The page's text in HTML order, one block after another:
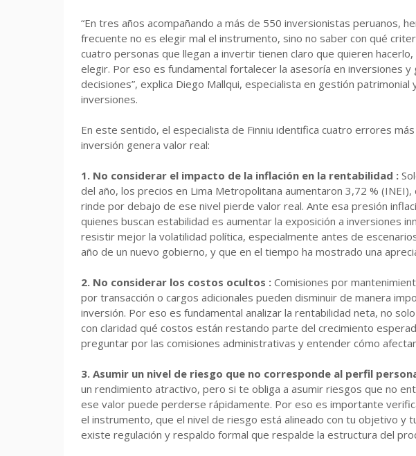
“En tres años acompañando a más de 550 inversionistas peruanos,
frecuente no es elegir mal el instrumento, sino no saber con qué
cuatro personas que llegan a invertir tienen claro que quieren
elegir. Por eso es fundamental fortalecer la asesoría en inversiones y
decisiones”, explica Diego Mallqui, especialista en gestión patrimonial
inversiones.
En este sentido, el especialista de Finniu identifica cuatro errores
inversión genera valor real:
1. No considerar el impacto de la inflación en la rentabilidad :
del año, los precios en Lima Metropolitana aumentaron 3,72 %
rinde por debajo de ese nivel pierde valor real. Ante esa presión
quienes buscan estabilidad es aumentar la exposición a inversiones
resistir mejor la volatilidad política, especialmente antes de
año de un nuevo gobierno, y que en el tiempo ha mostrado una
2. No considerar los costos ocultos : Comisiones por
por transacción o cargos adicionales pueden disminuir de manera
inversión. Por eso es fundamental analizar la rentabilidad neta, no
con claridad qué costos están restando parte del crecimiento
preguntar por las comisiones administrativas y entender cómo
3. Asumir un nivel de riesgo que no corresponde al perfil
un rendimiento atractivo, pero si te obliga a asumir riesgos que no
ese valor puede perderse rápidamente. Por eso es importante
el instrumento, que el nivel de riesgo está alineado con tu objetivo y
existe regulación y respaldo formal que respalde la estructura del